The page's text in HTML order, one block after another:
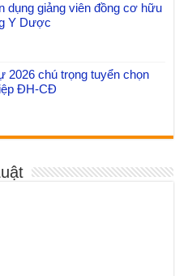
dụng giảng viên đồng cơ hữu
Y Dược
2026 chú trọng tuyển chọn
ĐH-CĐ